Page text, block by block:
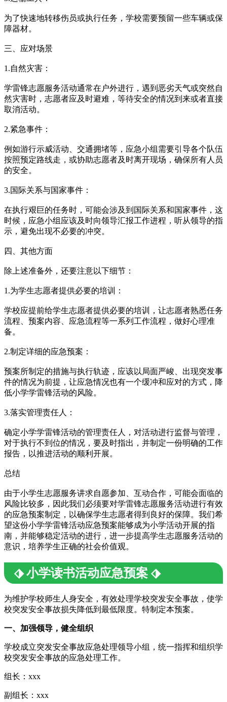
为了快速地转移伤员或执行任务，学校需要预留一些车辆或保
障器材。
三、应对场景
1.自然灾害：
学雷锋志愿服务活动通常在户外进行，遇到恶劣天气或突然自
然灾害时，志愿者应及时避难，等待安全的情况到来或者直接
取消活动。
2.紧急事件：
例如游行示威活动、交通拥堵等，应急小组需要引导各个队伍
按照预定路线走，或协助志愿者及时离开现场，确保所有人员
的安全。
3.国际关系与国家事件：
在执行艰巨的任务时，可能会涉及到国际关系和国家事件，这
时候，应急小组应该及时向领导汇报工作进程，听从领导的指
示，避免出现不必要的冲突。
四、其他方面
除上述准备外，还要注意以下细节：
1.为学生志愿者提供必要的培训：
学校应提前给学生志愿者提供必要的培训，让志愿者熟悉任务
流程、预案内容、应急流程等一系列工作流程，做好心理准
备。
2.制定详细的应急预案：
预案所制定的措施与执行轨迹，应该以局面严峻、出现突发事
件的情况为前提，让应急情况也有一个缓冲和应对的方式，降
低小学学雷锋活动的风险。
3.落实管理责任人：
确定小学学雷锋活动的管理责任人，对活动进行监督与管理，
对于执行不到位的情况，要及时指出，并制定一份明确的工作
报告，以推进活动的顺利开展。
总结
由于小学生志愿服务讲求自愿参加、互动合作，可能会面临的
风险比较多，因此我们必须要对学雷锋志愿服务活动进行有效
的应急预案制定，以确保学生志愿者得到良好的保障。我们希
望这份小学学雷锋活动应急预案能够成为小学活动开展的指
南，并能够稳定活动的进行，进一步提高学生志愿服务活动的
意识，培养学生正确的社会价值观。
⬗ 小学读书活动应急预案 ⬗
为维护学校师生人身安全，有效处理学校突发安全事故，使学
校突发安全事故损失降低到最低限度。特制定本预案。
一、加强领导，健全组织
学校成立突发安全事故应急处理领导小组，统一指挥和组织学
校突发安全事故的应急处理工作。
组长：xxx
副组长：xxx